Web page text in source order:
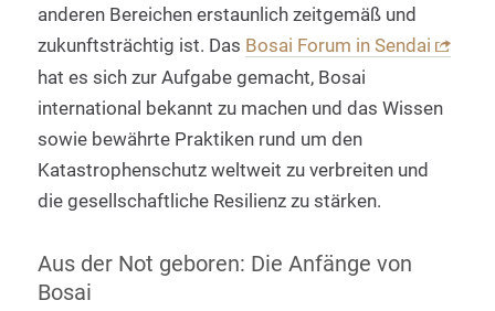
anderen Bereichen erstaunlich zeitgemäß und
zukunftsträchtig ist. Das Bosai Forum in Sendai
hat es sich zur Aufgabe gemacht, Bosai
international bekannt zu machen und das Wissen
sowie bewährte Praktiken rund um den
Katastrophenschutz weltweit zu verbreiten und
die gesellschaftliche Resilienz zu stärken.
Aus der Not geboren: Die Anfänge von
Bosai